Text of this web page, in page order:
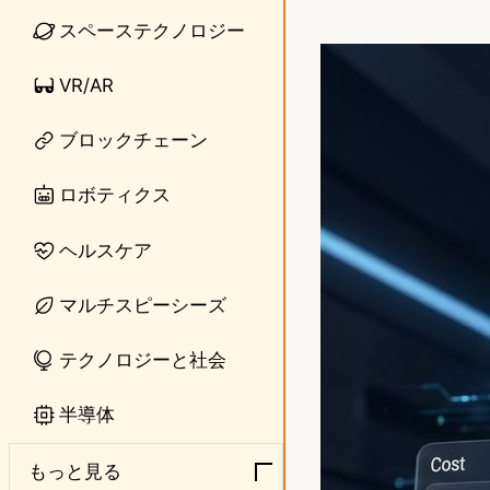
スペーステクノロジー
VR/AR
ブロックチェーン
ロボティクス
ヘルスケア
マルチスピーシーズ
テクノロジーと社会
半導体
もっと見る